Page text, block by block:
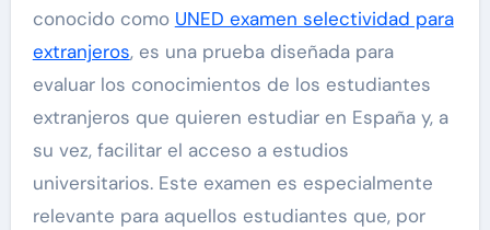
conocido como UNED examen selectividad para
extranjeros, es una prueba diseñada para
evaluar los conocimientos de los estudiantes
extranjeros que quieren estudiar en España y, a
su vez, facilitar el acceso a estudios
universitarios. Este examen es especialmente
relevante para aquellos estudiantes que, por